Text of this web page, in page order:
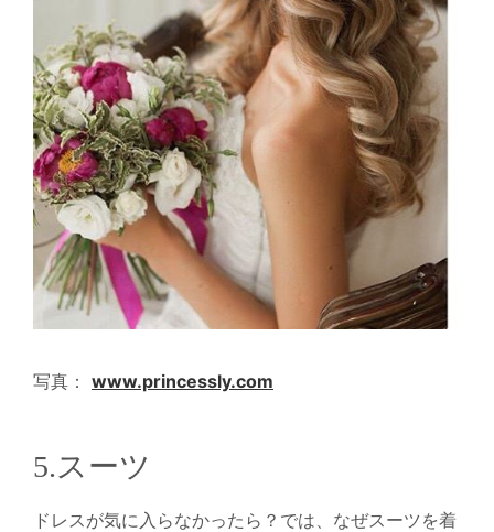
写真： www.princessly.com
5.スーツ
ドレスが気に入らなかったら？では、なぜスーツを着